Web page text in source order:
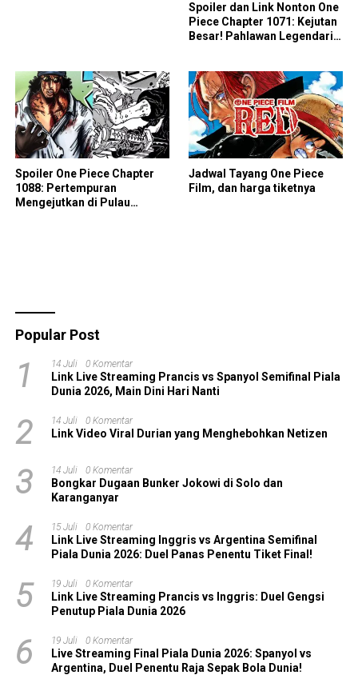
Spoiler dan Link Nonton One
Piece Chapter 1071: Kejutan
Besar! Pahlawan Legendaris
Spoiler One Piece Chapter
1088: Pertempuran
Mengejutkan di Pulau
Jadwal Tayang One Piece
Film, dan harga tiketnya
Popular Post
1 14 Juli 0 Komentar
Link Live Streaming Prancis vs Spanyol Semifinal Piala
Dunia 2026, Main Dini Hari Nanti
2 14 Juli 0 Komentar
Link Video Viral Durian yang Menghebohkan Netizen
3 14 Juli 0 Komentar
Bongkar Dugaan Bunker Jokowi di Solo dan
Karanganyar
4 15 Juli 0 Komentar
Link Live Streaming Inggris vs Argentina Semifinal
Piala Dunia 2026: Duel Panas Penentu Tiket Final!
5 19 Juli 0 Komentar
Link Live Streaming Prancis vs Inggris: Duel Gengsi
Penutup Piala Dunia 2026
6 19 Juli 0 Komentar
Live Streaming Final Piala Dunia 2026: Spanyol vs
Argentina, Duel Penentu Raja Sepak Bola Dunia!